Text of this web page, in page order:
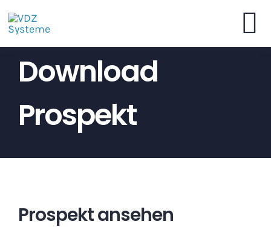
to
content
VDZ Systeme
Online-Shop Bestellen
Kontakt
Download
Prospekt
Prospekt ansehen